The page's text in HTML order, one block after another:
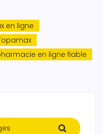
en ligne
en ligne fiable